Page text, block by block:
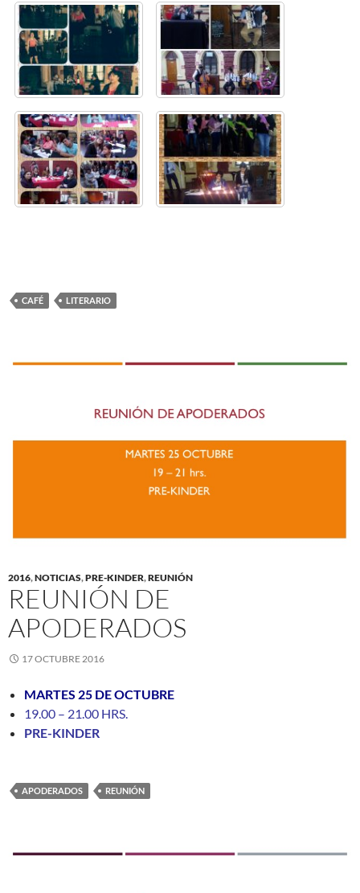
CAFÉ LITERARIO
2016,NOTICIAS,PRE-KINDER,REUNIÓN
REUNIÓN DE
APODERADOS
17 OCTUBRE 2016
MARTES 25 DE OCTUBRE
19.00 – 21.00 HRS.
PRE-KINDER
APODERADOS REUNIÓN